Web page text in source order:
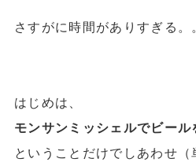
さすがに時間がありすぎる。
はじめは、
モンサンミッシェルでビール
ということだけでしあわせ（